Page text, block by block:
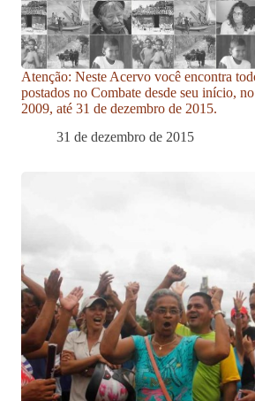
Atenção: Neste Acervo você encontra
postados no Combate desde seu início,
2009, até 31 de dezembro de 2015.
31 de dezembro de 2015